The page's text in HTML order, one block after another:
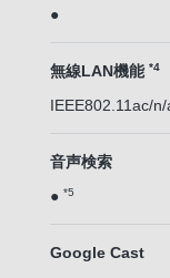
●
無線LAN機能 *4
IEEE802.11ac/
音声検索
● *5
Google Cast